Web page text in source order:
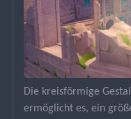
Die kreisförmige
ermöglicht es, ein